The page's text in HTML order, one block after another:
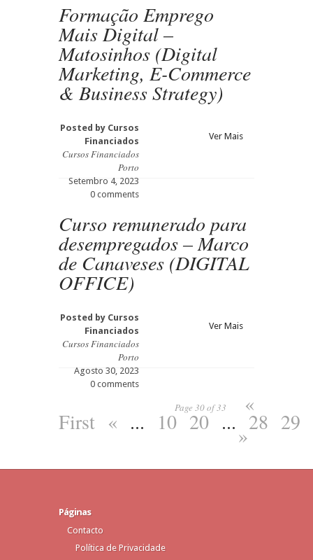
Formação Emprego
Mais Digital –
Matosinhos (Digital
Marketing, E-Commerce
& Business Strategy)
Posted by Cursos
Financiados
Cursos Financiados
Porto
Setembro 4, 2023
0 comments
Ver Mais
Curso remunerado para
desempregados – Marco
de Canaveses (DIGITAL
OFFICE)
Posted by Cursos
Financiados
Cursos Financiados
Porto
Agosto 30, 2023
0 comments
Ver Mais
Page 30 of 33 «
First « ... 10 20 ... 28 29
»
Páginas
Contacto
Política de Privacidade